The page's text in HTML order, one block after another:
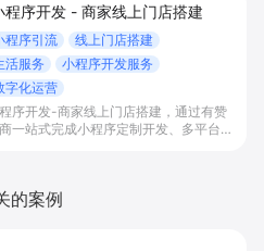
程序开发 - 商家线上门店搭建
程序引流
线上门店搭建
活服务
小程序开发服务
字化运营
序开发-商家线上门店搭建，通过有赞
一站式完成小程序定制开发、多平台联
的案例